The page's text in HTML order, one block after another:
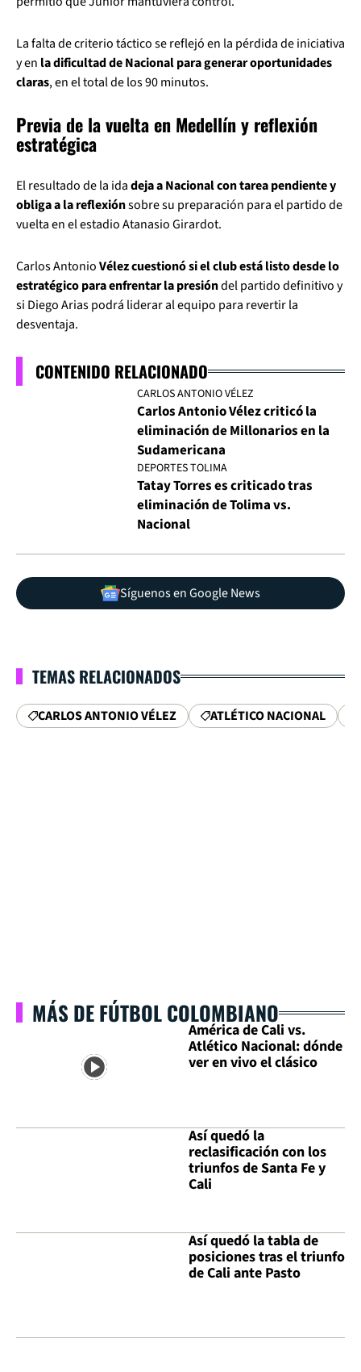
La falta de criterio táctico se reflejó en la pérdida de iniciativa
y en la dificultad de Nacional para generar oportunidades
claras, en el total de los 90 minutos.
Previa de la vuelta en Medellín y reflexión
estratégica
El resultado de la idadeja a Nacional con tarea pendiente y
obliga a la reflexiónsobre su preparación para el partido de
vuelta en el estadio Atanasio Girardot.
Carlos AntonioVélez cuestionó si el club está listo desde lo
estratégico para enfrentar la presióndel partido definitivo y
si Diego Arias podrá liderar al equipo para revertir la
desventaja.
CONTENIDO RELACIONADO
CARLOS ANTONIO VÉLEZ
Carlos Antonio Vélez criticó la
eliminación de Millonarios en la
Sudamericana
DEPORTES TOLIMA
Tatay Torres es criticado tras
eliminación de Tolima vs.
Nacional
Síguenos en Google News
TEMAS RELACIONADOS
CARLOS ANTONIO VÉLEZ ATLÉTICO NACIONAL
MÁS DE FÚTBOL COLOMBIANO
América de Cali vs.
Atlético Nacional: dónde
ver en vivo el clásico
Así quedó la
reclasificación con los
triunfos de Santa Fe y
Cali
Así quedó la tabla de
posiciones tras el triunfo
de Cali ante Pasto